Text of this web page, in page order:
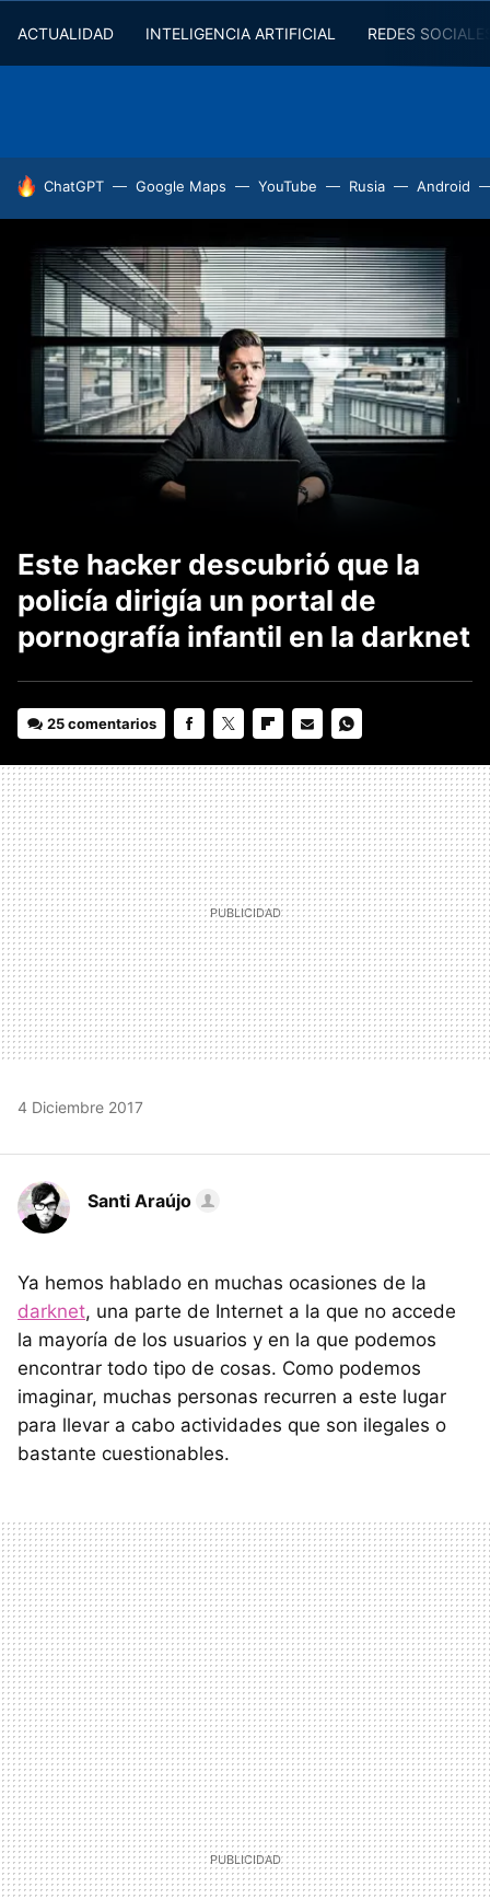
ACTUALIDAD INTELIGENCIA ARTIFICIAL REDES
HOY SE HABLA DE
ChatGPT Google Maps YouTube Rusia Android
Este hacker descubrió que la
policía dirigía un portal de
pornografía infantil en la darknet
25 comentarios
MAIL
4 Diciembre 2017
Santi Araújo
Ya hemos hablado en muchas ocasiones de la
darknet, una parte de Internet a la que no accede
la mayoría de los usuarios y en la que podemos
encontrar todo tipo de cosas. Como podemos
imaginar, muchas personas recurren a este lugar
para llevar a cabo actividades que son ilegales o
bastante cuestionables.